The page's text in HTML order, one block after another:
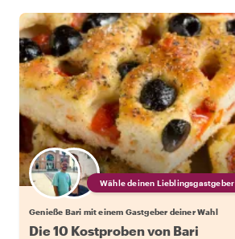
Wähle deinen Lieblingsgastgeber
Genieße Bari mit einem Gastgeber deiner Wahl
Die 10 Kostproben von Bari